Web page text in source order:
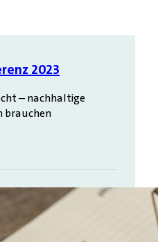
2023
– nachhaltige
brauchen